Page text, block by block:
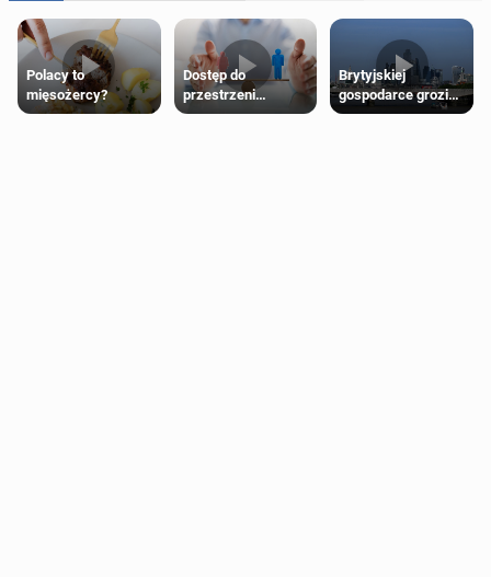
Polacy to
mięsożercy?
Dostęp do
przestrzeni
przeznaczonych
Brytyjskiej
gospodarce grozi
recesja, jeśli